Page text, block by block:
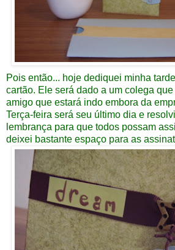
Pois então... hoje dediquei minha
cartão. Ele será dado a um colega
amigo que estará indo embora da
Terça-feira será seu último dia e
lembrança para que todos possam
deixei bastante espaço para as